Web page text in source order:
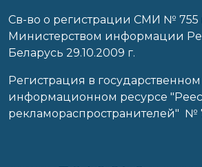
Св-во о регистрации СМИ № 755
Министерством информации
Беларусь 29.10.2009 г.
Регистрация в государственном
информационном ресурсе
рекламораспространителей" №